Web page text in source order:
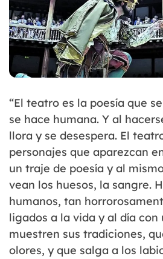
“El teatro es la poesía que
se hace humana. Y al
llora y se desespera. El
personajes que aparezcan
un traje de poesía y al
vean los huesos, la sangre.
humanos, tan
ligados a la vida y al día
muestren sus tradiciones,
olores, y que salga a los